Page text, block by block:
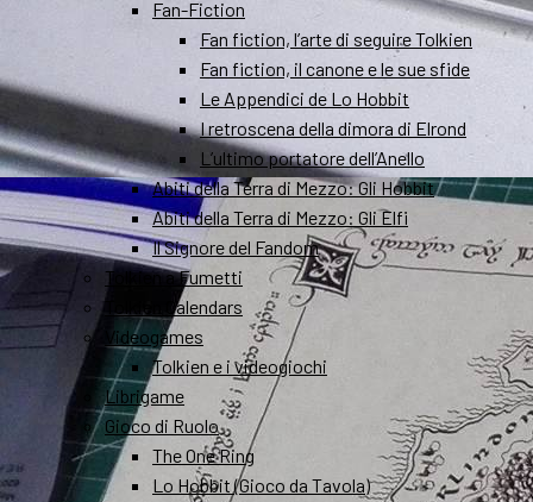
Fan-Fiction
Fan fiction, l’arte di seguire Tolkien
Fan fiction, il canone e le sue sfide
Le Appendici de Lo Hobbit
I retroscena della dimora di Elrond
L’ultimo portatore dell’Anello
Abiti della Terra di Mezzo: Gli Hobbit
Abiti della Terra di Mezzo: Gli Elfi
Il Signore del Fandom
Tolkien a Fumetti
Tolkien Calendars
Videogames
Tolkien e i videogiochi
Librigame
Gioco di Ruolo
The One Ring
Lo Hobbit (Gioco da Tavola)